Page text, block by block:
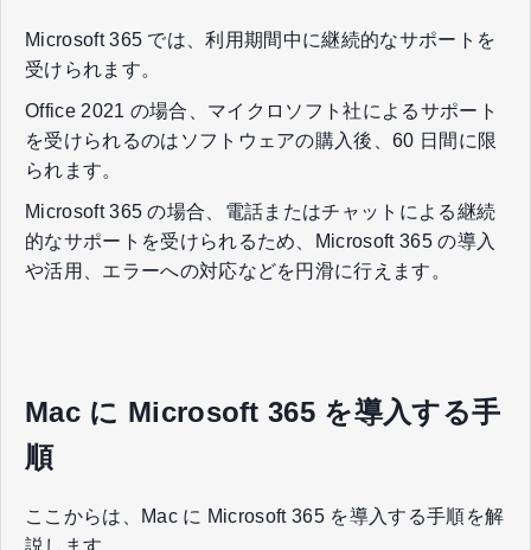
徴と料金、選び方について解説します。
Microsoft 365 では、利用期間中に継続的なサポートを
受けられます。
Office 2021 の場合、マイクロソフト社によるサポート
を受けられるのはソフトウェアの購入後、60 日間に限
られます。
Microsoft 365 の場合、電話またはチャットによる継続
的なサポートを受けられるため、Microsoft 365 の導入
や活用、エラーへの対応などを円滑に行えます。
Mac に Microsoft 365 を導入する手
順
ここからは、Mac に Microsoft 365 を導入する手順を解
説します。